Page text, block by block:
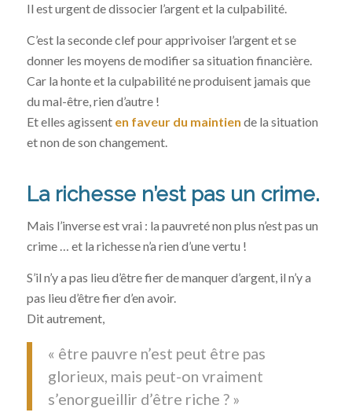
Il est urgent de dissocier l’argent et la culpabilité.
C’est la seconde clef pour apprivoiser l’argent et se
donner les moyens de modifier sa situation financière.
Car la honte et la culpabilité ne produisent jamais que
du mal-être, rien d’autre !
Et elles agissent en faveur du maintien de la situation
et non de son changement.
La richesse n’est pas un crime.
Mais l’inverse est vrai : la pauvreté non plus n’est pas un
crime … et la richesse n’a rien d’une vertu !
S’il n’y a pas lieu d’être fier de manquer d’argent, il n’y a
pas lieu d’être fier d’en avoir.
Dit autrement,
« être pauvre n’est peut être pas
glorieux, mais peut-on vraiment
s’enorgueillir d’être riche ? »